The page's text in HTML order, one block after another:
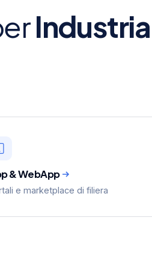
& WebApp
e marketplace di filiera